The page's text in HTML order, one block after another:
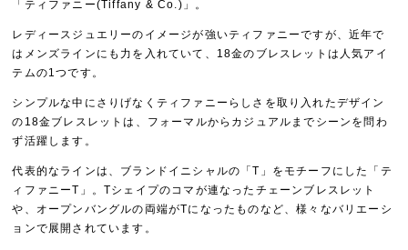
「ティファニー(Tiffany & Co.)」。
レディースジュエリーのイメージが強いティファニーですが、近年で
はメンズラインにも力を入れていて、18金のブレスレットは人気アイ
テムの1つです。
シンプルな中にさりげなくティファニーらしさを取り入れたデザイン
の18金ブレスレットは、フォーマルからカジュアルまでシーンを問わ
ず活躍します。
代表的なラインは、ブランドイニシャルの「T」をモチーフにした「テ
ィファニーT」。Tシェイプのコマが連なったチェーンブレスレット
や、オープンバングルの両端がTになったものなど、様々なバリエーシ
ョンで展開されています。